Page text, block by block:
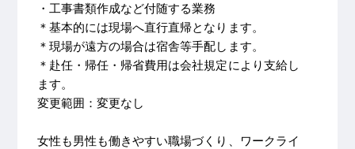
・工事書類作成など付随する業務
＊基本的には現場へ直行直帰となります。
＊現場が遠方の場合は宿舎等手配します。
＊赴任・帰任・帰省費用は会社規定により支給し
ます。
変更範囲：変更なし
女性も男性も働きやすい職場づくり、ワークライ